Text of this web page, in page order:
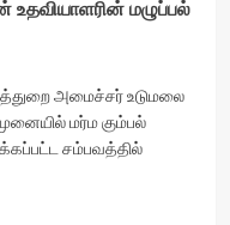
மழுப்பல்
அமைச்சர் உடுமலை
மர்ம கும்பல்
சம்பவத்தில்